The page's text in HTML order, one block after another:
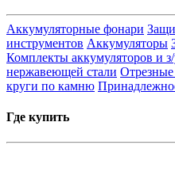
Аккумуляторные фонари
инструментов Аккумуляторы
Комплекты аккумуляторов и
нержавеющей стали
круги по камню
Где купить